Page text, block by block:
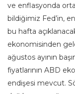
ve enflasyonda
bildiğimiz Fed’in,
bu hafta
ekonomisinden
ağustos ayının
fiyatlarının ABD
endişesi mevcut.